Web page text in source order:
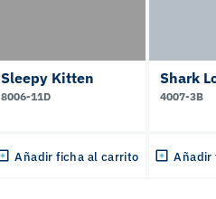
Sleepy Kitten
8006-11D
Añadir ficha al carrito
Shark
4007-3B
Añadir